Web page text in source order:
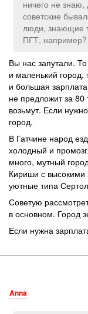
ничего не
советские
люди, знающие
ПГТ, например?
Вы нас запутали.
и маленький город,
и большая
не предложит за
возьмут. Если
город.
В Гатчине народ
холодный и
много, мутный
Кириши с высокими
уютные типа
Советую
в основном. Город
Если нужна
Anna